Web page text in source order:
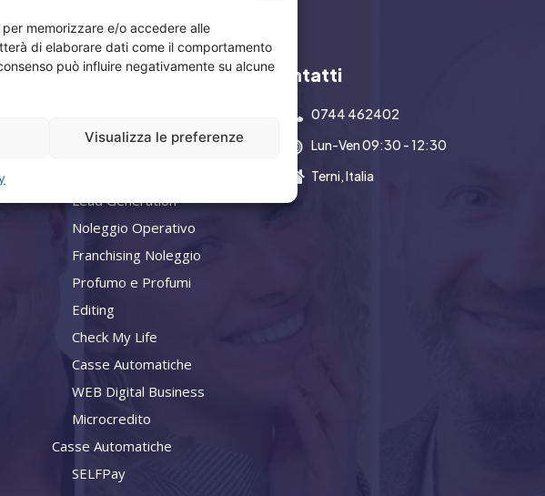
memorizzare e/o accedere alle
di elaborare dati come il comportamento
può influire negativamente su alcune
Visualizza le preferenze
Company
Attività
Lead Generation
Noleggio Operativo
Franchising Noleggio
Profumo e Profumi
Editing
Check My Life
Casse Automatiche
WEB Digital Business
Microcredito
Casse Automatiche
SELFPay
Contatti
0744 462402
Lun-Ven 09:30 - 12:30
Terni, Italia